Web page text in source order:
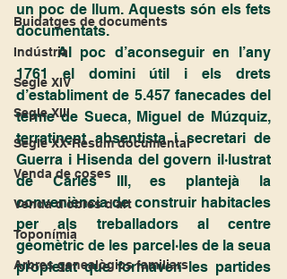
Buidatges de documents
Indústria
Segle XIV
Segle XIII
Segle XX-Resum documental
Venda de coses
Venda d'obres d'art
Toponímia
Arbres genealògics familiars
un poc de llum. Aquests són els fets
documentats.
	Al poc d’aconseguir en l’any
1761 el domini útil i els drets
d’establiment de 5.457 fanecades del
terme de Sueca, Miguel de Múzquiz,
terratinent absentista i secretari de
Guerra i Hisenda del govern il·lustrat
de Carles III, es plantejà la
conveniència de construir habitacles
per als treballadors al centre
geomètric de les parcel·les de la seua
propietat que formaven les partides